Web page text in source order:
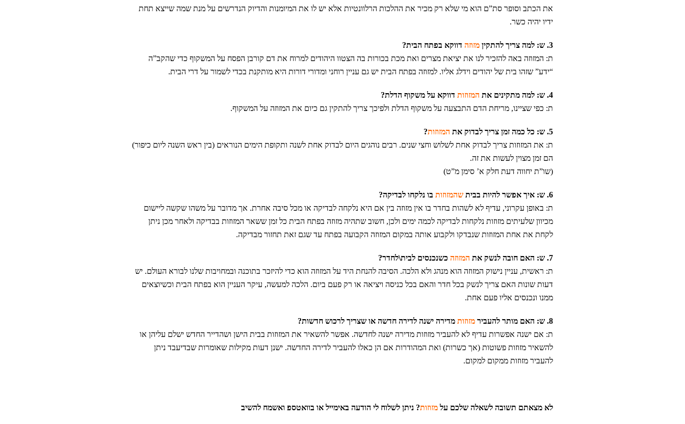
את הכתב וסופר סת”ם הוא מי שלא רק מכיר את ההלכות הרלוונטיות אלא יש לו את המיומנות והדיוק הנדרשים על מנת שמה שייצא תחת
ידיו יהיה כשר.
3. ש: למה צריך להתקין מזוזה דווקא בפתח הבית?
ת: המזוזה באה להזכיר לנו את יציאת מצרים ואת מכת בכורות בה הצטוו היהודים למרוח את דם קורבן הפסח על המשקוף כדי שהקב”ה
“ידע” שזהו בית של יהודים וידלג אליו. למזוזה בפתח הבית יש גם עניין רוחני ומדורי דורות היא מותקנת בכדי לשמור על דרי הבית.
4. ש: למה מתקינים את המזוזות דווקא על משקוף הדלת?
ת: כפי שציינו, מריחת הדם התבצעה על משקוף הדלת ולפיכך צריך להתקין גם כיום את המזוזה על המשקוף.
5. ש: כל כמה זמן צריך לבדוק את המזוזות?
ת: את המזוזות צריך לבדוק אחת לשלוש וחצי שנים. רבים נוהגים היום לבדוק אחת לשנה ותקופת הימים הנוראים (בין ראש השנה ליום כיפור)
הם זמן מצוין לעשות את זה.
(שו”ת יחווה דעת חלק א’ סימן מ”ט)
6. ש: איך אפשר להיות בבית שהמזוזות בו נלקחו לבדיקה?
ת: באופן עקרוני, עדיף לא לשהות בחדר בו אין מזוזה בין אם היא נלקחה לבדיקה או מכל סיבה אחרת. אך מדובר על משהו שקשה ליישום
מכיוון שלעיתים מזוזות נלקחות לבדיקה לכמה ימים ולכן, חשוב שתהיה מזוזה בפתח הבית כל זמן ששאר המזוזות בבדיקה ולאחר מכן ניתן
לקחת את אחת המזוזות שנבדקו ולקבוע אותה במקום המזוזה הקבועה בפתח עד שגם זאת תחזור מבדיקה.
7. ש: האם חובה לנשק את המזוזה כשנכנסים לבית\לחדר?
ת: ראשית, עניין נישוק המזוזה הוא מנהג ולא הלכה. הסיבה להנחת היד על המזוזה הוא כדי להיזכר בתוכנה ובמחויבות שלנו לבורא העולם. יש
דעות שונות האם צריך לנשק בכל חדר והאם בכל כניסה ויציאה או רק פעם ביום. הלכה למעשה, עיקר העניין הוא בפתח הבית וכשיוצאים
ממנו ונכנסים אליו פעם אחת.
8. ש: האם מותר להעביר מזוזות מדירה ישנה לדירה חדשה או שצריך לרכוש חדשות?
ת: אם ישנה אפשרות עדיף לא להעביר מזוזות מדירה ישנה לחדשה. אפשר להשאיר את המזוזות בבית הישן ושהדייר החדש ישלם עליהן או
להשאיר מזוזות פשוטות (אך כשרות) ואת המהודרות אם הן כאלו להעביר לדירה החדשה. ישנן דעות מקילות שאומרות שבדיעבד ניתן
להעביר מזוזות ממקום למקום.
לא מצאתם תשובה לשאלה שלכם על מזוזות? ניתן לשלוח לי הודעה באימייל או בוואטספ ואשמח להשיב